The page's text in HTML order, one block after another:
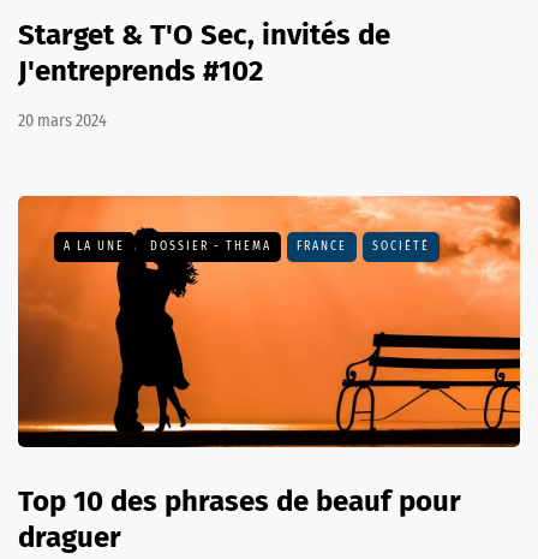
Starget & T'O Sec, invités de
J'entreprends #102
20 mars 2024
A LA UNE DOSSIER - THEMA FRANCE SOCIÉTÉ
Top 10 des phrases de beauf pour
draguer